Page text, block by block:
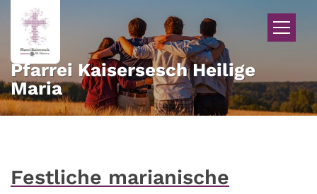
Zum Inhalt springen
Pfarrei Kaisersesch Heilige
Maria
Festliche marianische